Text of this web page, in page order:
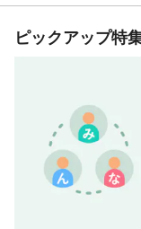
ピックアップ特